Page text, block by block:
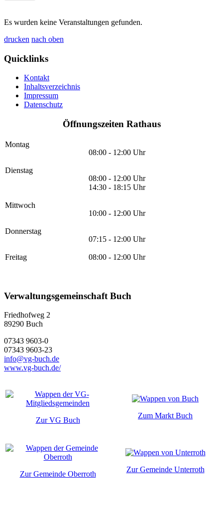
Es wurden keine Veranstaltungen gefunden.
drucken nach oben
Quicklinks
Kontakt
Inhaltsverzeichnis
Impressum
Datenschutz
Öffnungszeiten Rathaus
Montag
08:00 - 12:00 Uhr
Dienstag
08:00 - 12:00 Uhr
14:30 - 18:15 Uhr
Mittwoch
10:00 - 12:00 Uhr
Donnerstag
07:15 - 12:00 Uhr
Freitag 08:00 - 12:00 Uhr
Verwaltungsgemeinschaft Buch
Friedhofweg 2
89290 Buch
07343 9603-0
07343 9603-23
info@vg-buch.de
www.vg-buch.de/
Zur VG Buch
Zum Markt Buch
Zur Gemeinde Oberroth
Zur Gemeinde Unterroth